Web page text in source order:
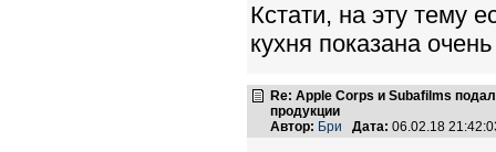
Кстати, на эту тему
кухня показана
Re: Apple Corps и Subafilms
продукции
Автор: Бри Дата: 06.02.18